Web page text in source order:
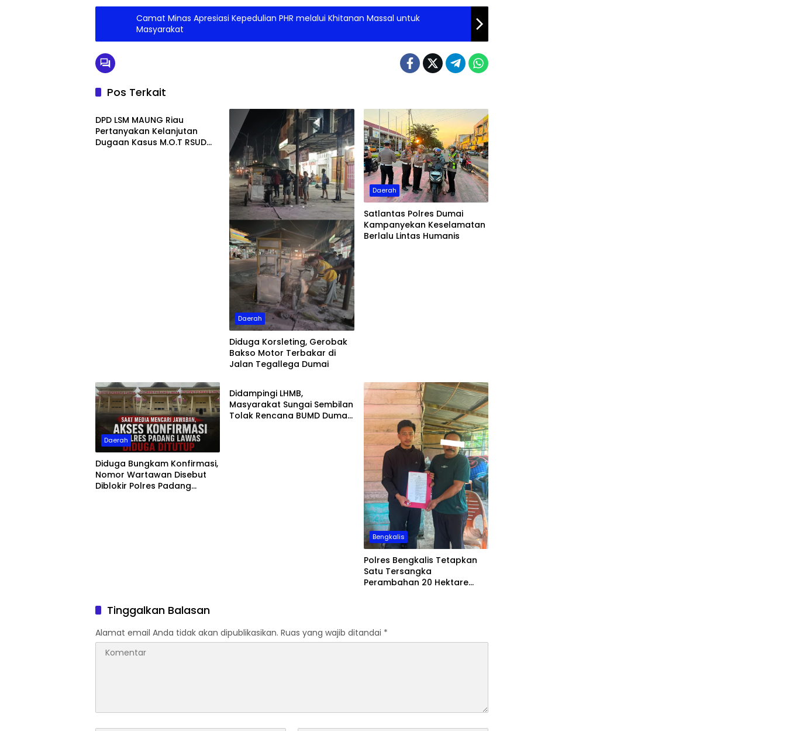
Camat Minas Apresiasi Kepedulian PHR melalui Khitanan Massal untuk
Masyarakat
Pos Terkait
Daerah
DPD LSM MAUNG Riau
Pertanyakan Kelanjutan
Dugaan Kasus M.O.T RSUD
Daerah
Diduga Korsleting, Gerobak
Bakso Motor Terbakar di
Jalan Tegallega Dumai
Daerah
Satlantas Polres Dumai
Kampanyekan Keselamatan
Berlalu Lintas Humanis
Daerah
Diduga Bungkam Konfirmasi,
Nomor Wartawan Disebut
Diblokir Polres Padang
Daerah
Didampingi LHMB,
Masyarakat Sungai Sembilan
Tolak Rencana BUMD Dumai
Bengkalis
Polres Bengkalis Tetapkan
Satu Tersangka
Perambahan 20 Hektare
Tinggalkan Balasan
Alamat email Anda tidak akan dipublikasikan. Ruas yang wajib ditandai *